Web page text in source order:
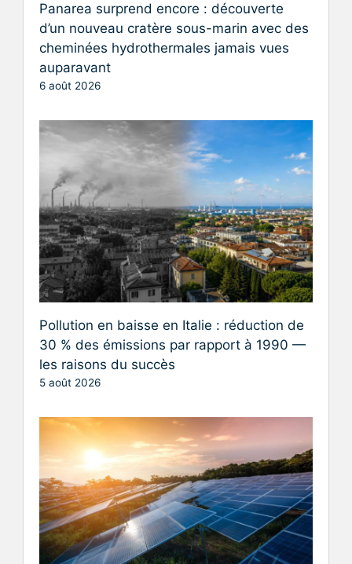
Panarea surprend encore : découverte
d’un nouveau cratère sous-marin avec des
cheminées hydrothermales jamais vues
auparavant
6 août 2026
Pollution en baisse en Italie : réduction de
30 % des émissions par rapport à 1990 —
les raisons du succès
5 août 2026